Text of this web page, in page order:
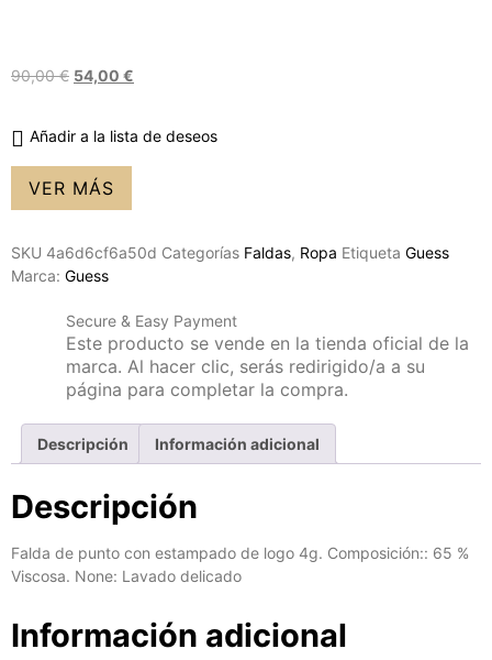
90,00€ 54,00 €
Añadir a la lista de deseos
VER MÁS
SKU 4a6d6cf6a50d Categorías Faldas, Ropa Etiqueta Guess
Marca: Guess
Secure & Easy Payment
Este producto se vende en la tienda oficial de la
marca. Al hacer clic, serás redirigido/a a su
página para completar la compra.
Descripción Información adicional
Descripción
Falda de punto con estampado de logo 4g. Composición:: 65 %
Viscosa. None: Lavado delicado
Información adicional